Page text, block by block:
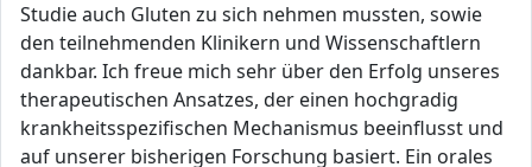
Studie auch Gluten zu sich nehmen mussten, sowie
den teilnehmenden Klinikern und Wissenschaftlern
dankbar. Ich freue mich sehr über den Erfolg unseres
therapeutischen Ansatzes, der einen hochgradig
krankheitsspezifischen Mechanismus beeinflusst und
auf unserer bisherigen Forschung basiert. Ein orales